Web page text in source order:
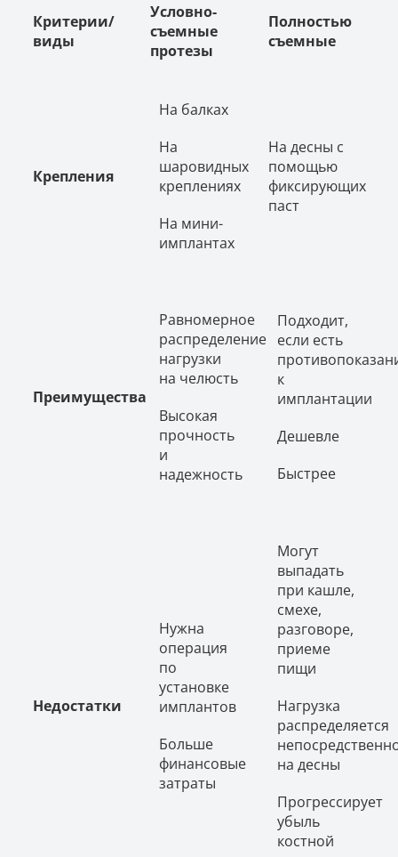
Критерии/
виды
Условно-
съемные
протезы
Полностью
съемные
Крепления
На балках
На
шаровидных
креплениях
На мини-
имплантах
На десны с
помощью
фиксирующих
паст
Преимущества
Равномерное
распределение
нагрузки
на челюсть
Высокая
прочность
и
надежность
Подходит,
если есть
к
имплантации
Дешевле
Быстрее
Недостатки
Нужна
операция
по
установке
имплантов
Больше
финансовые
затраты
Могут
выпадать
при кашле,
смехе,
разговоре,
приеме
пищи
Нагрузка
распределяется
на десны
Прогрессирует
убыль
костной